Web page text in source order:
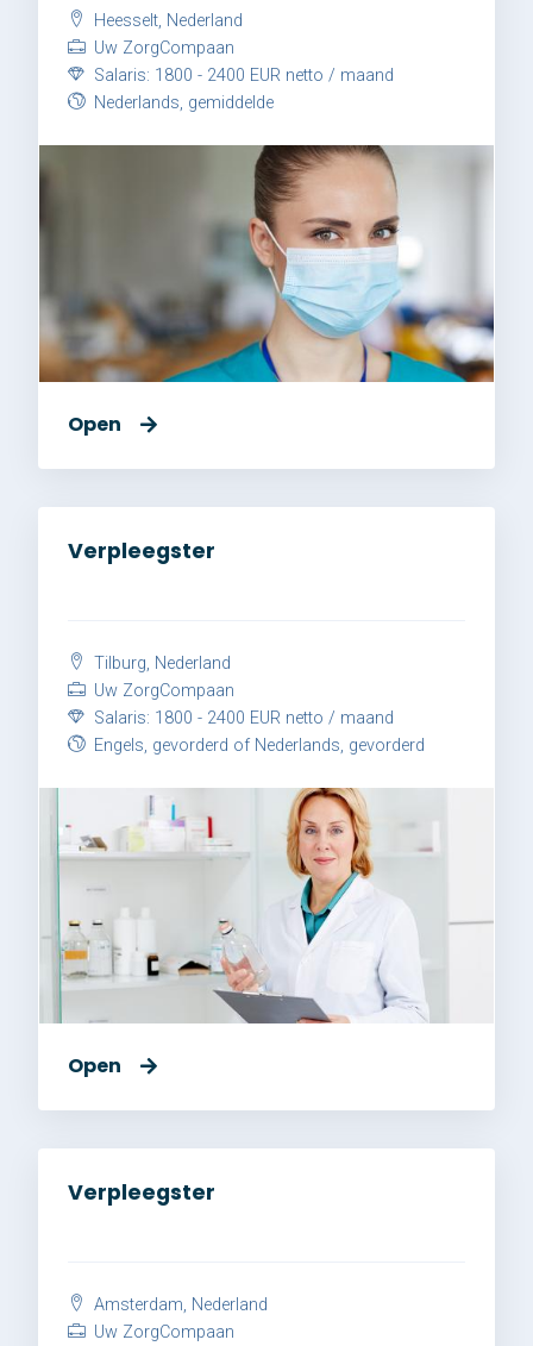
Heesselt, Nederland
Uw ZorgCompaan
Salaris: 1800 - 2400 EUR netto / maand
Nederlands, gemiddelde
Open
Verpleegster
Tilburg, Nederland
Uw ZorgCompaan
Salaris: 1800 - 2400 EUR netto / maand
Engels, gevorderd of Nederlands, gevorderd
Open
Verpleegster
Amsterdam, Nederland
Uw ZorgCompaan